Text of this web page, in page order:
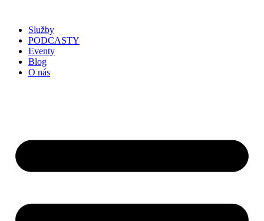
Služby
PODCASTY
Eventy
Blog
O nás